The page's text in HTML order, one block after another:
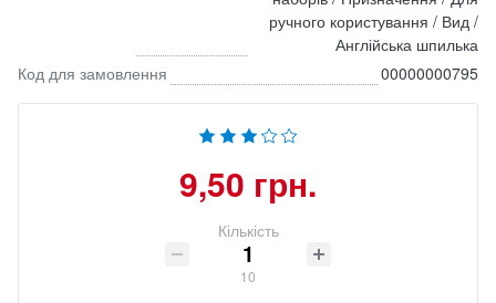
ручного користування / Вид /
Англійська шпилька
Код для замовлення
00000000795
9,50 грн.
Кількість
10